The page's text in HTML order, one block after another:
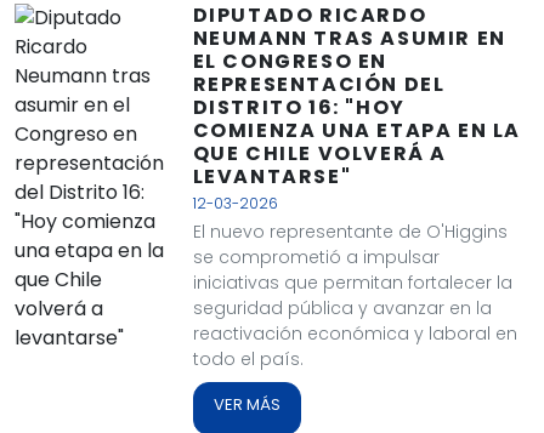
DIPUTADO RICARDO
NEUMANN TRAS ASUMIR EN
EL CONGRESO EN
REPRESENTACIÓN DEL
DISTRITO 16: "HOY
COMIENZA UNA ETAPA EN LA
QUE CHILE VOLVERÁ A
LEVANTARSE"
12-03-2026
El nuevo representante de O'Higgins
se comprometió a impulsar
iniciativas que permitan fortalecer la
seguridad pública y avanzar en la
reactivación económica y laboral en
todo el país.
VER MÁS